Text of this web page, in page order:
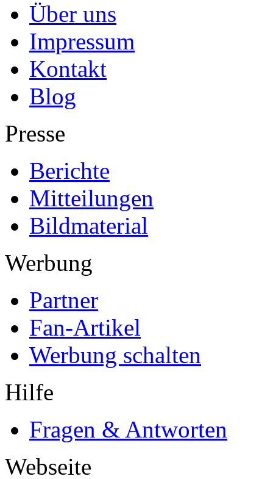
Über uns
Impressum
Kontakt
Blog
Presse
Berichte
Mitteilungen
Bildmaterial
Werbung
Partner
Fan-Artikel
Werbung schalten
Hilfe
Fragen & Antworten
Webseite